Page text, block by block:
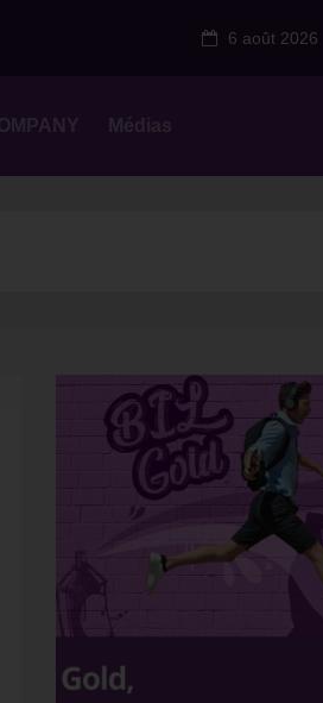
6 août 2026
Médias